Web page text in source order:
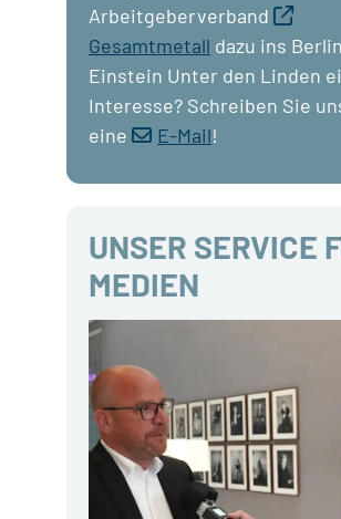
Arbeitgeberverband
Gesamtmetall dazu ins
Einstein Unter den Linden
Interesse? Schreiben Sie
eine
E-Mail!
UNSER SERVICE
MEDIEN